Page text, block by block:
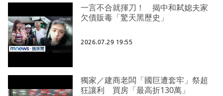
一言不合就揮刀！ 揭中和弒媳夫家
欠債販毒「驚天黑歷史」
2026.07.29 19:55
獨家／建商老闆「國巨遭套牢」祭超
狂讓利 買房「最高折130萬」